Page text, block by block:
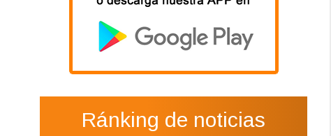
Ránking de noticias